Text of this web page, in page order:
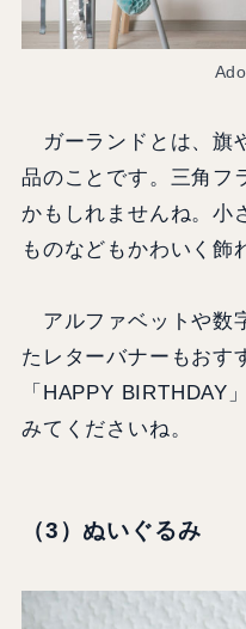
ガーランドとは、旗
品のことです。三角フ
かもしれませんね。小
ものなどもかわいく飾
アルファベットや数
たレターバナーもおす
「HAPPY BIRTHDAY
みてくださいね。
（3）ぬいぐるみ